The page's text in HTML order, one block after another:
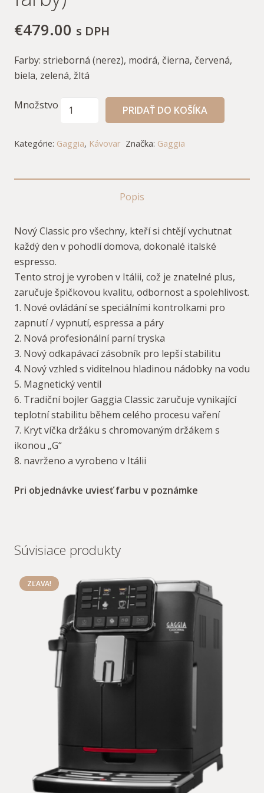
€479.00 s DPH
Farby: strieborná (nerez), modrá, čierna, červená,
biela, zelená, žltá
Množstvo PRIDAŤ DO KOŠÍKA
Kategórie: Gaggia, Kávovar Značka: Gaggia
Popis
Nový Classic pro všechny, kteří si chtějí vychutnat
každý den v pohodlí domova, dokonalé italské
espresso.
Tento stroj je vyroben v Itálii, což je znatelné plus,
zaručuje špičkovou kvalitu, odbornost a spolehlivost.
1. Nové ovládání se speciálními kontrolkami pro
zapnutí / vypnutí, espressa a páry
2. Nová profesionální parní tryska
3. Nový odkapávací zásobník pro lepší stabilitu
4. Nový vzhled s viditelnou hladinou nádobky na vodu
5. Magnetický ventil
6. Tradiční bojler Gaggia Classic zaručuje vynikající
teplotní stabilitu během celého procesu vaření
7. Kryt víčka držáku s chromovaným držákem s
ikonou „G“
8. navrženo a vyrobeno v Itálii
Pri objednávke uviesť farbu v poznámke
Súvisiace produkty
ZĽAVA!